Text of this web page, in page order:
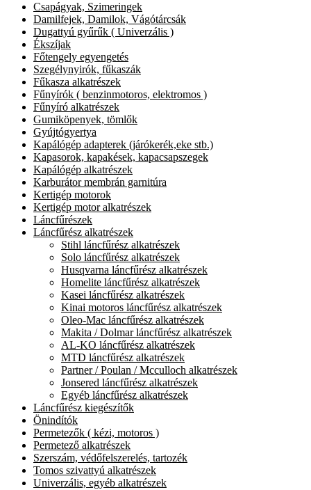
Csapágyak, Szimeringek
Damilfejek, Damilok, Vágótárcsák
Dugattyú gyűrűk ( Univerzális )
Ékszíjak
Főtengely egyengetés
Szegélynyirók, fűkaszák
Fűkasza alkatrészek
Fűnyírók ( benzinmotoros, elektromos )
Fűnyíró alkatrészek
Gumiköpenyek, tömlők
Gyújtógyertya
Kapálógép adapterek (járókerék,eke stb.)
Kapasorok, kapakések, kapacsapszegek
Kapálógép alkatrészek
Karburátor membrán garnitúra
Kertigép motorok
Kertigép motor alkatrészek
Láncfűrészek
Láncfűrész alkatrészek
Stihl láncfűrész alkatrészek
Solo láncfűrész alkatrészek
Husqvarna láncfűrész alkatrészek
Homelite láncfűrész alkatrészek
Kasei láncfűrész alkatrészek
Kinai motoros láncfűrész alkatrészek
Oleo-Mac láncfűrész alkatrészek
Makita / Dolmar láncfűrész alkatrészek
AL-KO láncfűrész alkatrészek
MTD láncfűrész alkatrészek
Partner / Poulan / Mcculloch alkatrészek
Jonsered láncfűrész alkatrészek
Egyéb láncfűrész alkatrészek
Láncfűrész kiegészítők
Önindítók
Permetezők ( kézi, motoros )
Permetező alkatrészek
Szerszám, védőfelszerelés, tartozék
Tomos szivattyú alkatrészek
Univerzális, egyéb alkatrészek